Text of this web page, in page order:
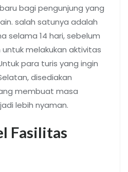
bagi pengunjung yang
salah satunya adalah
selama 14 hari, sebelum
melakukan aktivitas
para turis yang ingin
disediakan
membuat masa
lebih nyaman.
Fasilitas